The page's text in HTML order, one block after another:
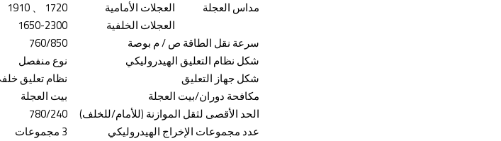
مداس العجلة
العجلات الأمامية 1720
、
1910
العجلات الخلفية
1650-2300
سرعة نقل الطاقة ص /م بوصة
760/850
شكل نظام التعليق الهيدروليكي
نوع منفصل
شكل جهاز التعليق
نظام تعليق
مكافحة دوران/بيت العجلة
بيت العجلة
الحد الأقصى لثقل الموازنة (للأمام/للخلف)
780/240
عدد مجموعات الإخراج الهيدروليكي
3 مجموعات